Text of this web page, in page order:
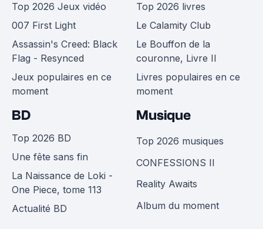
Top 2026 Jeux vidéo
007 First Light
Assassin's Creed: Black
Flag - Resynced
Jeux populaires en ce
moment
Top 2026 livres
Le Calamity Club
Le Bouffon de la
couronne, Livre II
Livres populaires en ce
moment
BD
Top 2026 BD
Une fête sans fin
La Naissance de Loki -
One Piece, tome 113
Actualité BD
Musique
Top 2026 musiques
CONFESSIONS II
Reality Awaits
Album du moment